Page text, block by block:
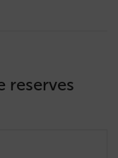
reserves